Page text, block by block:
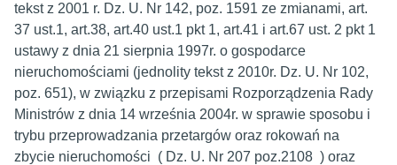
tekst z 2001 r. Dz. U. Nr 142, poz. 1591 ze zmianami, art.
37 ust.1, art.38, art.40 ust.1 pkt 1, art.41 i art.67 ust. 2 pkt 1
ustawy z dnia 21 sierpnia 1997r. o gospodarce
nieruchomościami (jednolity tekst z 2010r. Dz. U. Nr 102,
poz. 651), w związku z przepisami Rozporządzenia Rady
Ministrów z dnia 14 września 2004r. w sprawie sposobu i
trybu przeprowadzania przetargów oraz rokowań na
zbycie nieruchomości ( Dz. U. Nr 207 poz.2108 ) oraz